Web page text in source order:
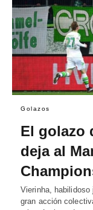
Golazos
El golazo
deja al
Vierinha,
gran acción